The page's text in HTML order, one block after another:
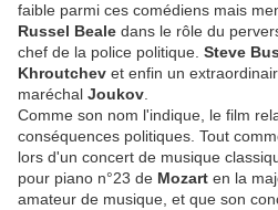
faible parmi ces comédiens mais
Russel Beale dans le rôle du
chef de la police politique. Steve
Khroutchev et enfin un
maréchal Joukov
Comme son nom l'indique, le film
conséquences politiques. Tout
lors d'un concert de musique
pour piano n°23 de Mozart en la
amateur de musique, et que son